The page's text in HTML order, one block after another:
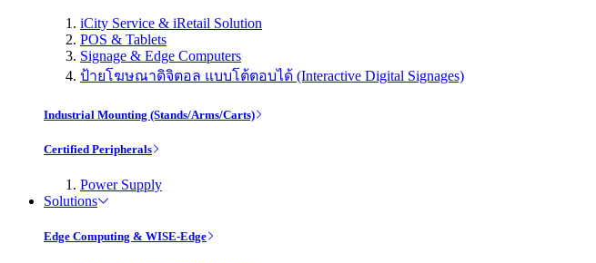
iCity Service & iRetail Solution
POS & Tablets
Signage & Edge Computers
ป้ายโฆษณาดิจิตอล แบบโต้ตอบได้ (Interactive Digital Signages)
Industrial Mounting (Stands/Arms/Carts)
Certified Peripherals
Power Supply
Solutions
Edge Computing & WISE-Edge